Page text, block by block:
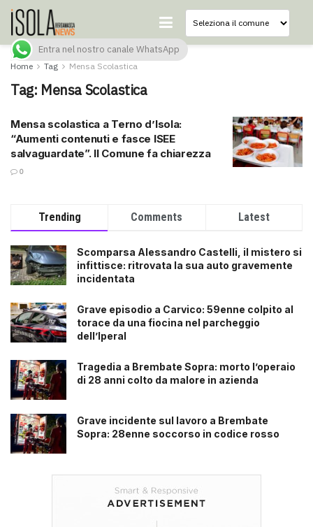
Home Tag Mensa Scolastica
Tag: Mensa Scolastica
Mensa scolastica a Terno d’Isola:
“Aumenti contenuti e fasce ISEE
salvaguardate”. Il Comune fa chiarezza
0
Trending Comments Latest
Scomparsa Alessandro Castelli, il mistero si
infittisce: ritrovata la sua auto gravemente
incidentata
Grave episodio a Carvico: 59enne colpito al
torace da una fiocina nel parcheggio
dell’Iperal
Tragedia a Brembate Sopra: morto l’operaio
di 28 anni colto da malore in azienda
Grave incidente sul lavoro a Brembate
Sopra: 28enne soccorso in codice rosso
Entra nel nostro canale WhatsApp